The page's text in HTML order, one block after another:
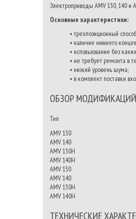
Электроприводы AMV 130, 140 и
Основные характеристики:
• трехпозиционный
• наличие нижнего
• использование без
• не требует ремонта в
• низкий уровень шума;
• в комплект поставки
ОБЗОР МОДИФИКАЦИЙ
Тип
AMV 130
AMV 140
AMV 130H
AMV 140H
AMV 130
AMV 140
AMV 130H
AMV 140H
ТЕХНИЧЕСКИЕ